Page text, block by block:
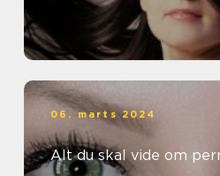
06. marts 2024
Alt du skal vide om